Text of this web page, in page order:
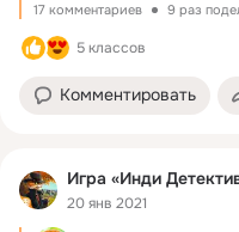
17 комментариев 9 раз
5 классов
Комментировать
Игра «Инди
20 янв 2021